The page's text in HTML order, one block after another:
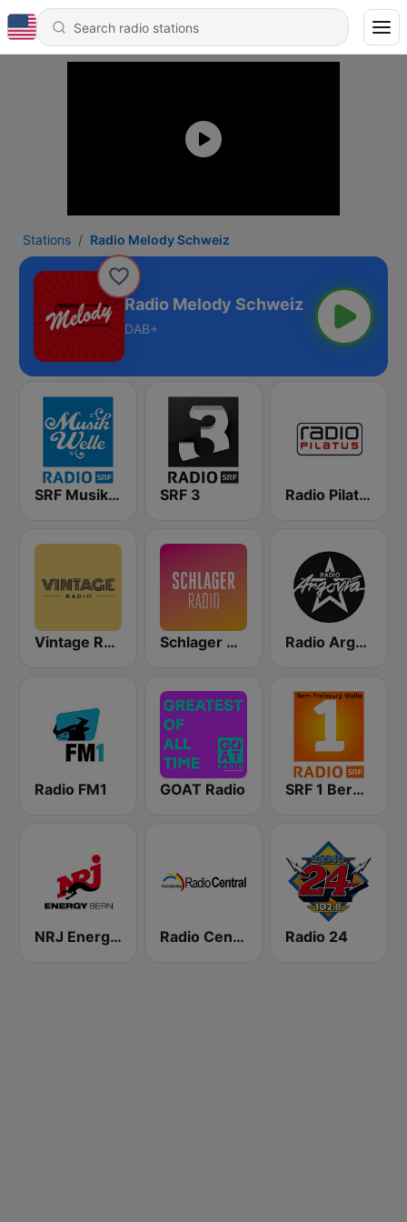
Stations Radio Melody Schweiz
Radio Melody Schweiz
DAB+
SRF Musikwelle SRF 3 Radio Pilatus
Vintage Radio Schlager Radio Radio Argovia
Radio FM1 GOAT Radio SRF 1 Bern Freibourg Wallis
NRJ Energy Bern Radio Central Radio 24